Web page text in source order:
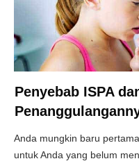
Penyebab ISPA
Anda mungkin baru
untuk Anda yang belum